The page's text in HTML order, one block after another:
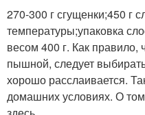
270-300 г сгущенки;450 г
температуры;упаковка
весом 400 г. Как правило,
пышной, следует
хорошо расслаивается.
домашних условиях. О